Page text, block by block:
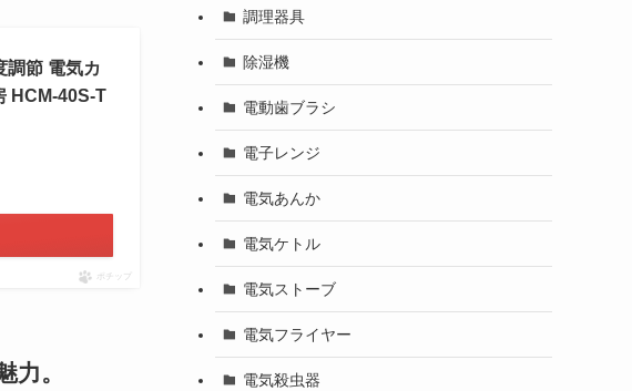
調節 電気カ
HCM-40S-T
ポチップ
力。
調理器具
除湿機
電動歯ブラシ
電子レンジ
電気あんか
電気ケトル
電気ストーブ
電気フライヤー
電気殺虫器